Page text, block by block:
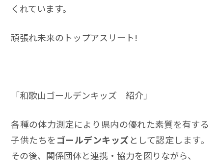
くれています。
頑張れ未来のトップアスリート!
「和歌山ゴールデンキッズ 紹介」
各種の体力測定により県内の優れた素質を有する
子供たちをゴールデンキッズとして認定します。
その後、関係団体と連携・協力を図りながら、